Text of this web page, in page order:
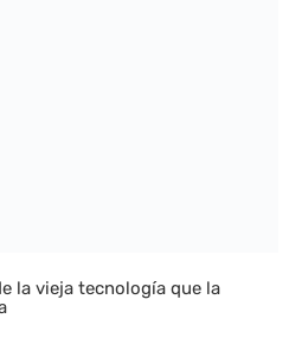
la vieja tecnología que la